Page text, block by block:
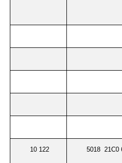
10 122 5018 21C0